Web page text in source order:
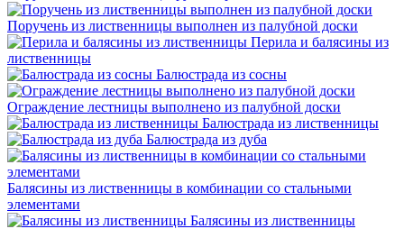
Поручень из лиственницы выполнен из палубной доски
Перила и балясины из
лиственницы
Балюстрада из сосны
Ограждение лестницы выполнено из палубной доски
Балюстрада из лиственницы
Балюстрада из дуба
Балясины из лиственницы в комбинации со стальными
элементами
Балясины из лиственницы